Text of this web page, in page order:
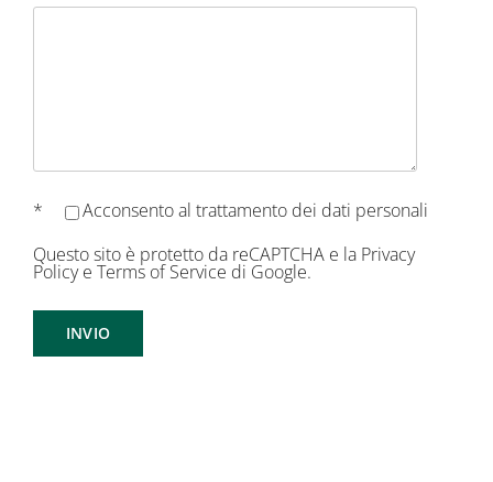
* Acconsento al trattamento dei dati personali
Questo sito è protetto da reCAPTCHA e la Privacy
Policye Terms of Service di Google.